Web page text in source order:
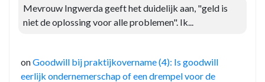
Mevrouw Ingwerda geeft het duidelijk aan, "geld is
niet de oplossing voor alle problemen". Ik...
onGoodwill bij praktijkovername (4): Is goodwill
eerlijk ondernemerschap of een drempel voor de